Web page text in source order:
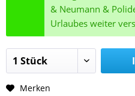
& Neumann &
Urlaubes weiter
Merken